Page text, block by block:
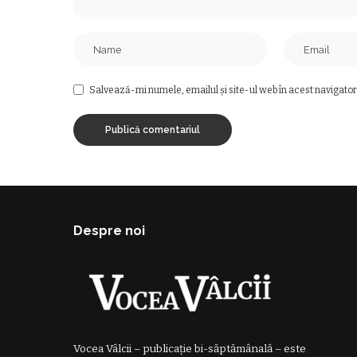
Salvează-mi numele, emailul și site-ul web în acest
Despre noi
Vocea Vâlcii – publicație bi-săptămânală – este